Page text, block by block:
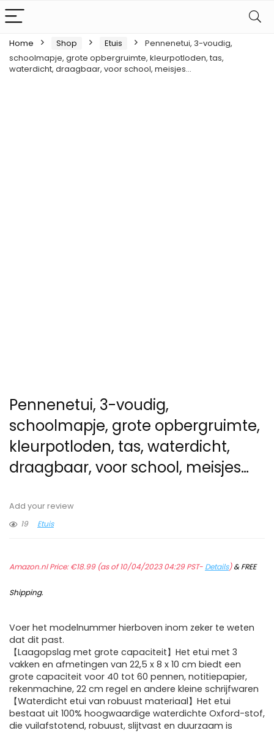
Home Shop Etuis
Pennenetui, 3-voudig,
schoolmapje, grote opbergruimte, kleurpotloden, tas,
waterdicht, draagbaar, voor school, meisjes…
Pennenetui, 3-voudig,
schoolmapje, grote opbergruimte,
kleurpotloden, tas, waterdicht,
draagbaar, voor school, meisjes…
Add your review
19
Etuis
Amazon.nl Price:€18.99(as of 10/04/2023 04:29 PST- Details)&FREE
Shipping.
Voer het modelnummer hierboven inom zeker te weten
dat dit past.
【Laagopslag met grote capaciteit】Het etui met 3
vakken en afmetingen van 22,5 x 8 x 10 cm biedt een
grote capaciteit voor 40 tot 60 pennen, notitiepapier,
rekenmachine, 22 cm regel en andere kleine schrijfwaren
【Waterdicht etui van robuust materiaal】Het etui
bestaat uit 100% hoogwaardige waterdichte Oxford-stof,
die vuilafstotend, robuust, slijtvast en duurzaam is